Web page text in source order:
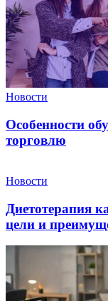
Новости
Особенности
торговлю
Новости
Диетотерапия
цели и